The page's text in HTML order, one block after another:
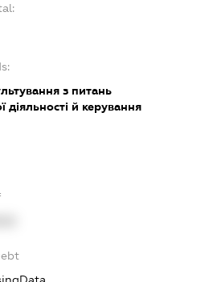
з питань
діяльності й керування